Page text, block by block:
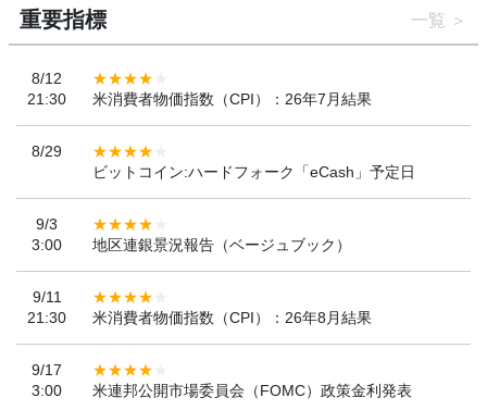
重要指標 一覧
8/12
21:30
米消費者物価指数（CPI）：26年7月結果
8/29
ビットコイン:ハードフォーク「eCash」予定日
9/3
3:00
地区連銀景況報告（ベージュブック）
9/11
21:30
米消費者物価指数（CPI）：26年8月結果
9/17
3:00
米連邦公開市場委員会（FOMC）政策金利発表